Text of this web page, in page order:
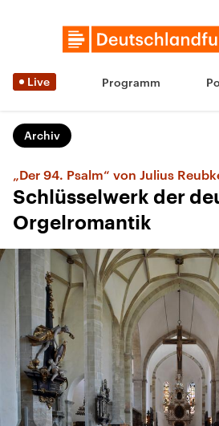
Live Programm
Archiv
„Der 94. Psalm“ von Julius
Schlüsselwerk der
Orgelromantik